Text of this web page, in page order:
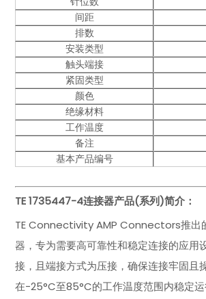
间距
排数
安装类型
触头端接
紧固类型
颜色
绝缘材料
工作温度
备注
基本产品编号
TE 1735447-4连接器产品(系列)简介：
TE Connectivity AMP Connectors推出
器，专为需要高可靠性和稳定连接的应
接，且端接方式为压接，确保连接牢固且
在-25°C至85°C的工作温度范围内稳定